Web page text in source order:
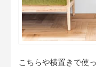
こちらや横置きで使